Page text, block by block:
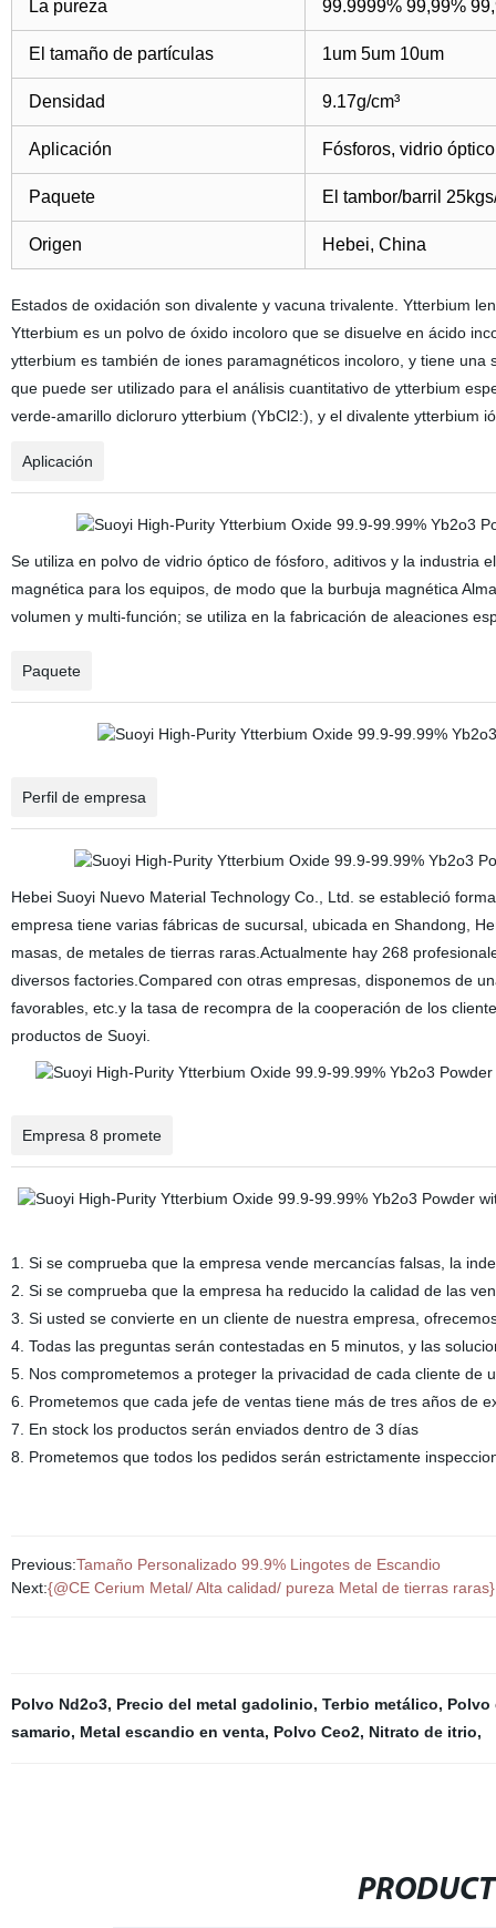
La pureza 99.9999% 99,99%
El tamaño de partículas 1um 5um 10um
Densidad 9.17g/cm³
Aplicación Fósforos, vidrio
Paquete El tambor/barril
Origen Hebei, China
Estados de oxidación son divalente y vacuna trivalente. Ytterbium
Ytterbium es un polvo de óxido incoloro que se disuelve en ácido
ytterbium es también de iones paramagnéticos incoloro, y tiene
que puede ser utilizado para el análisis cuantitativo de ytterbium
verde-amarillo dicloruro ytterbium (YbCl2:), y el divalente ytterbium
Aplicación
Se utiliza en polvo de vidrio óptico de fósforo, aditivos y la industria
magnética para los equipos, de modo que la burbuja magnética
volumen y multi-función; se utiliza en la fabricación de aleaciones
Paquete
Perfil de empresa
Hebei Suoyi Nuevo Material Technology Co., Ltd. se estableció
empresa tiene varias fábricas de sucursal, ubicada en Shandong,
masas, de metales de tierras raras.Actualmente hay 268
diversos factories.Compared con otras empresas, disponemos de
favorables, etc.y la tasa de recompra de la cooperación de los
productos de Suoyi.
Empresa 8 promete
1. Si se comprueba que la empresa vende mercancías falsas, la
2. Si se comprueba que la empresa ha reducido la calidad de las
3. Si usted se convierte en un cliente de nuestra empresa,
4. Todas las preguntas serán contestadas en 5 minutos, y las
5. Nos comprometemos a proteger la privacidad de cada cliente de
6. Prometemos que cada jefe de ventas tiene más de tres años de
7. En stock los productos serán enviados dentro de 3 días
8. Prometemos que todos los pedidos serán estrictamente
Previous:Tamaño Personalizado 99.9% Lingotes de Escandio
Next:{@CE Cerium Metal/ Alta calidad/ pureza Metal de tierras raras}
Polvo Nd2o3, Precio del metal gadolinio, Terbio metálico, Polvo
samario, Metal escandio en venta, Polvo Ceo2, Nitrato de itrio,